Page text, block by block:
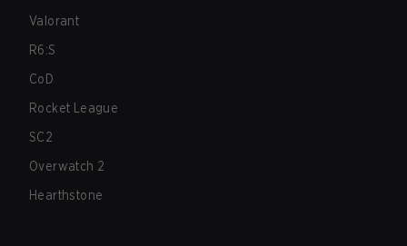
Valorant
R6:S
CoD
Rocket League
SC2
Overwatch 2
Hearthstone